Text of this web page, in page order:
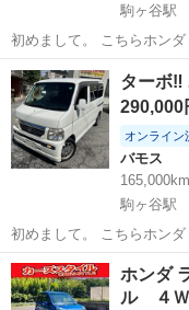
駒ヶ谷駅
初めまして。 こちらホン
途５万円で車検2年受け可
イミングベルト交換済みと
に走行してくれます
大阪 羽曳野市 駒
ターボ
290,000
オンライン
バモス
165,000km
駒ヶ谷駅
初めまして。 こちらホン
車検2年受け可能です。 又
レスで運転できます‼︎ 又、上級
16.5万キロ 年式...
大阪 羽曳野市 駒
ホンダ
ル ４